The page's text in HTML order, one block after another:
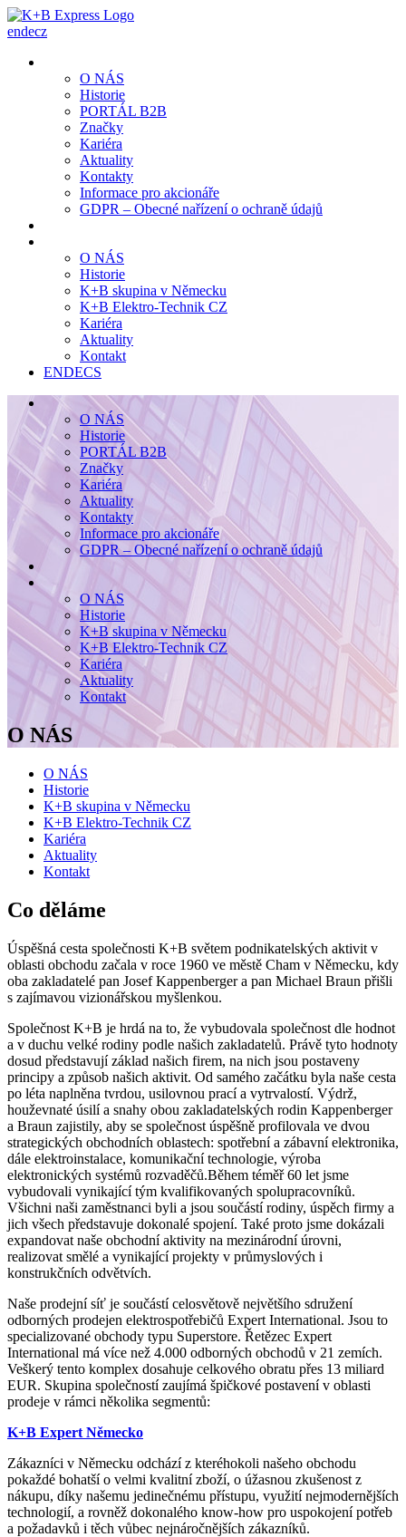
endecz
O NÁS
Historie
PORTÁL B2B
Značky
Kariéra
Aktuality
Kontakty
Informace pro akcionáře
GDPR – Obecné nařízení o ochraně údajů
O NÁS
Historie
K+B skupina v Německu
K+B Elektro-Technik CZ
Kariéra
Aktuality
Kontakt
ENDECS
O NÁS
Historie
PORTÁL B2B
Značky
Kariéra
Aktuality
Kontakty
Informace pro akcionáře
GDPR – Obecné nařízení o ochraně údajů
O NÁS
Historie
K+B skupina v Německu
K+B Elektro-Technik CZ
Kariéra
Aktuality
Kontakt
O NÁS
O NÁS
Historie
K+B skupina v Německu
K+B Elektro-Technik CZ
Kariéra
Aktuality
Kontakt
Co děláme
Úspěšná cesta společnosti K+B světem podnikatelských aktivit v
oblasti obchodu začala v roce 1960 ve městě Cham v Německu, kdy
oba zakladatelé pan Josef Kappenberger a pan Michael Braun přišli
s zajímavou vizionářskou myšlenkou.
Společnost K+B je hrdá na to, že vybudovala společnost dle hodnot
a v duchu velké rodiny podle našich zakladatelů. Právě tyto hodnoty
dosud představují základ našich firem, na nich jsou postaveny
principy a způsob našich aktivit. Od samého začátku byla naše cesta
po léta naplněna tvrdou, usilovnou prací a vytrvalostí. Výdrž,
houževnaté úsilí a snahy obou zakladatelských rodin Kappenberger
a Braun zajistily, aby se společnost úspěšně profilovala ve dvou
strategických obchodních oblastech: spotřební a zábavní elektronika,
dále elektroinstalace, komunikační technologie, výroba
elektronických systémů rozvaděčů.Během téměř 60 let jsme
vybudovali vynikající tým kvalifikovaných spolupracovníků.
Všichni naši zaměstnanci byli a jsou součástí rodiny, úspěch firmy a
jich všech představuje dokonalé spojení. Také proto jsme dokázali
expandovat naše obchodní aktivity na mezinárodní úrovni,
realizovat smělé a vynikající projekty v průmyslových i
konstrukčních odvětvích.
Naše prodejní síť je součástí celosvětově největšího sdružení
odborných prodejen elektrospotřebičů Expert International. Jsou to
specializované obchody typu Superstore. Řetězec Expert
International má více než 4.000 odborných obchodů v 21 zemích.
Veškerý tento komplex dosahuje celkového obratu přes 13 miliard
EUR. Skupina společností zaujímá špičkové postavení v oblasti
prodeje v rámci několika segmentů:
K+B Expert Německo
Zákazníci v Německu odchází z kteréhokoli našeho obchodu
pokaždé bohatší o velmi kvalitní zboží, o úžasnou zkušenost z
nákupu, díky našemu jedinečnému přístupu, využití nejmodernějších
technologií, a rovněž dokonalého know-how pro uspokojení potřeb
a požadavků i těch vůbec nejnáročnějších zákazníků.